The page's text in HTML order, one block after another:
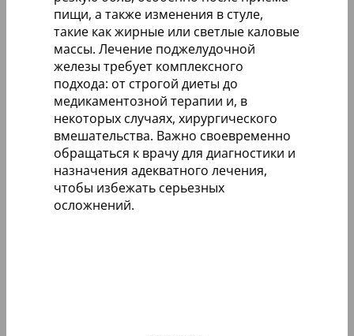
пищи, а также изменения в стуле,
такие как жирные или светлые каловые
массы. Лечение поджелудочной
железы требует комплексного
подхода: от строгой диеты до
медикаментозной терапии и, в
некоторых случаях, хирургического
вмешательства. Важно своевременно
обращаться к врачу для диагностики и
назначения адекватного лечения,
чтобы избежать серьезных
осложнений.